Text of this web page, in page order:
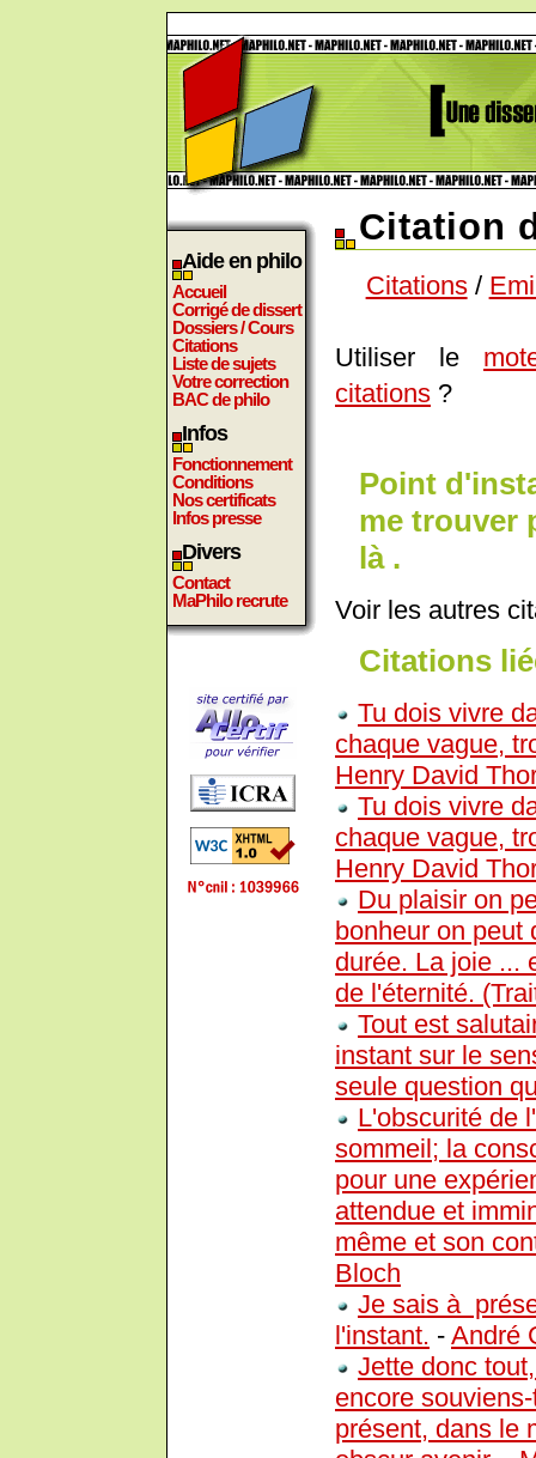
Aide en philo
Accueil
Corrigé de dissert
Dossiers / Cours
Citations
Liste de sujets
Votre correction
BAC de philo
Infos
Fonctionnement
Conditions
Nos certificats
Infos presse
Divers
Contact
MaPhilo recrute
Citation
Citations/
Utiliser le
citations ?
Point
me trouver
là .
Voir les autres
Citations
Tu dois vivre
chaque vague,
Henry David
Tu dois vivre
chaque vague,
Henry David
Du plaisir on
bonheur on peut
durée. La joie ...
de l'éternité.
Tout est
instant sur le
seule question
L'obscurité de
sommeil; la
pour une
attendue et
même et son
Bloch
Je sais à
l'instant. - André
Jette donc
encore
présent, dans le